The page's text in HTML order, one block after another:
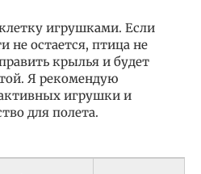
игрушками. Если
не остается, птица не
крылья и будет
Я рекомендую
игрушки и
для полета.